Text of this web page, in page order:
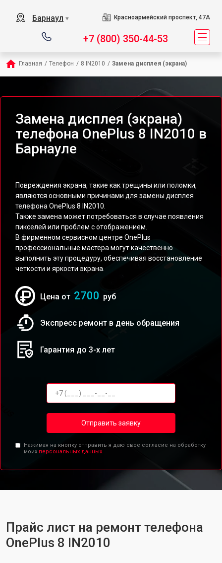
Барнаул ▼ Красноармейский проспект, 47А
+7 (800) 350-44-53
Главная / Телефон / 8 IN2010 / Замена дисплея (экрана)
Замена дисплея (экрана)
телефона OnePlus 8 IN2010 в
Барнауле
Повреждения экрана, такие как трещины или поломки,
являются основными причинами для замены дисплея
телефона OnePlus 8 IN2010.
Также замена может потребоваться в случае появления
пикселей или проблем с отображением.
В фирменном сервисном центре OnePlus
профессиональные мастера могут качественно
выполнить эту процедуру, обеспечивая восстановление
четкости и яркости экрана.
Цена от 2700 руб
Экспресс ремонт в день обращения
Гарантия до 3-х лет
Отправить заявку
Нажимая на кнопку отправить я даю свое согласие на обработку
моих персональных данных.
Прайс лист на ремонт телефона
OnePlus 8 IN2010